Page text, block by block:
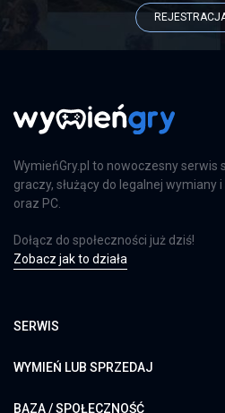
WymieńGry.pl to nowoczesny
graczy, służący do legalnej wymiany
oraz PC.
Dołącz do społeczności już dziś!
Zobacz jak to działa
SERWIS
WYMIEŃ LUB SPRZEDAJ
BAZA / SPOŁECZNOŚĆ